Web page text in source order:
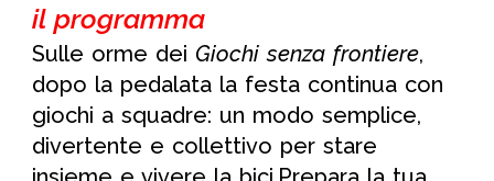
il programma
Sulle orme dei Giochi senza frontiere,
dopo la pedalata la festa continua con
giochi a squadre: un modo semplice,
divertente e collettivo per stare